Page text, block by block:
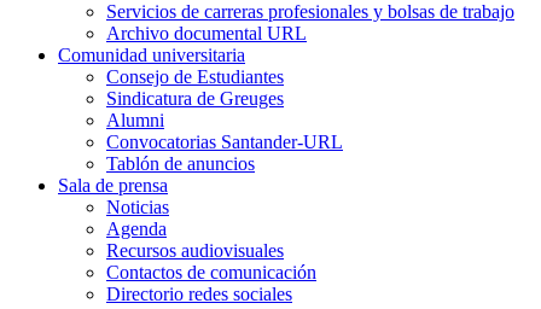
Servicios de carreras profesionales y bolsas de trabajo
Archivo documental URL
Comunidad universitaria
Consejo de Estudiantes
Sindicatura de Greuges
Alumni
Convocatorias Santander-URL
Tablón de anuncios
Sala de prensa
Noticias
Agenda
Recursos audiovisuales
Contactos de comunicación
Directorio redes sociales